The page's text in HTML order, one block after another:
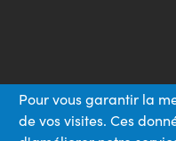
Pour vous garantir la
de vos visites. Ces